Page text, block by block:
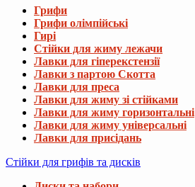
Грифи
Грифи олімпійські
Гирі
Стійки для жиму лежачи
Лавки для гіперекстензії
Лавки з партою Скотта
Лавки для преса
Лавки для жиму зі стійками
Лавки для жиму горизонтальні
Лавки для жиму універсальні
Лавки для присідань
Стійки для грифів та дисків